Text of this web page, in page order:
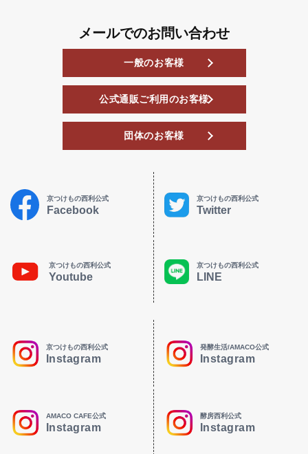
メールでのお問い合わせ
一般のお客様
公式通販ご利用のお客様
団体のお客様
京つけもの西利公式
Facebook
京つけもの西利公式
Twitter
京つけもの西利公式
Youtube
京つけもの西利公式
LINE
京つけもの西利公式
Instagram
発酵生活/AMACO公式
Instagram
AMACO CAFE公式
Instagram
酵房西利公式
Instagram